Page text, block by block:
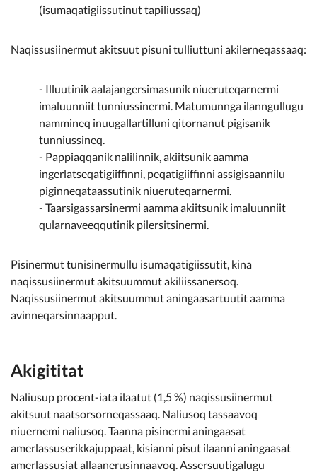
(isumaqatigiissutinut tapiliussaq)
Naqissusiinermut akitsuut pisuni tulliuttuni akilerneqassaaq:
- Illuutinik aalajangersimasunik niueruteqarnermi
imaluunniit tunniussinermi. Matumunnga ilanngullugu
nammineq inuugallartilluni qitornanut pigisanik
tunniussineq.
- Pappiaqqanik nalilinnik, akiitsunik aamma
ingerlatseqatigiiffinni, peqatigiiffinni assigisaannilu
piginneqataassutinik niueruteqarnermi.
- Taarsigassarsinermi aamma akiitsunik imaluunniit
qularnaveeqqutinik pilersitsinermi.
Pisinermut tunisinermullu isumaqatigiissutit, kina
naqissusiinermut akitsuummut akiliissanersoq.
Naqissusiinermut akitsuummut aningaasartuutit aamma
avinneqarsinnaapput.
Akigititat
Naliusup procent-iata ilaatut (1,5 %) naqissusiinermut
akitsuut naatsorsorneqassaaq. Naliusoq tassaavoq
niuernemi naliusoq. Taanna pisinermi aningaasat
amerlassuserikkajuppaat, kisianni pisut ilaanni aningaasat
amerlassusiat allaanerusinnaavoq. Assersuutigalugu